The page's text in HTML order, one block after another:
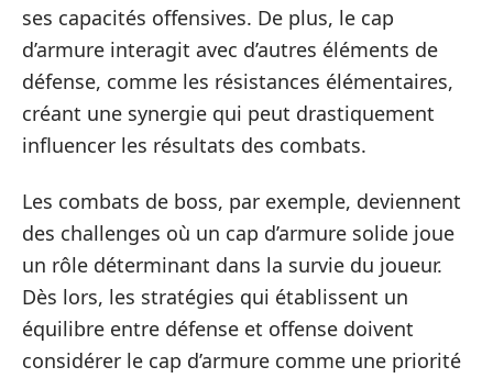
ses capacités offensives. De plus, le cap
d’armure interagit avec d’autres éléments de
défense, comme les résistances élémentaires,
créant une synergie qui peut drastiquement
influencer les résultats des combats.
Les combats de boss, par exemple, deviennent
des challenges où un cap d’armure solide joue
un rôle déterminant dans la survie du joueur.
Dès lors, les stratégies qui établissent un
équilibre entre défense et offense doivent
considérer le cap d’armure comme une priorité